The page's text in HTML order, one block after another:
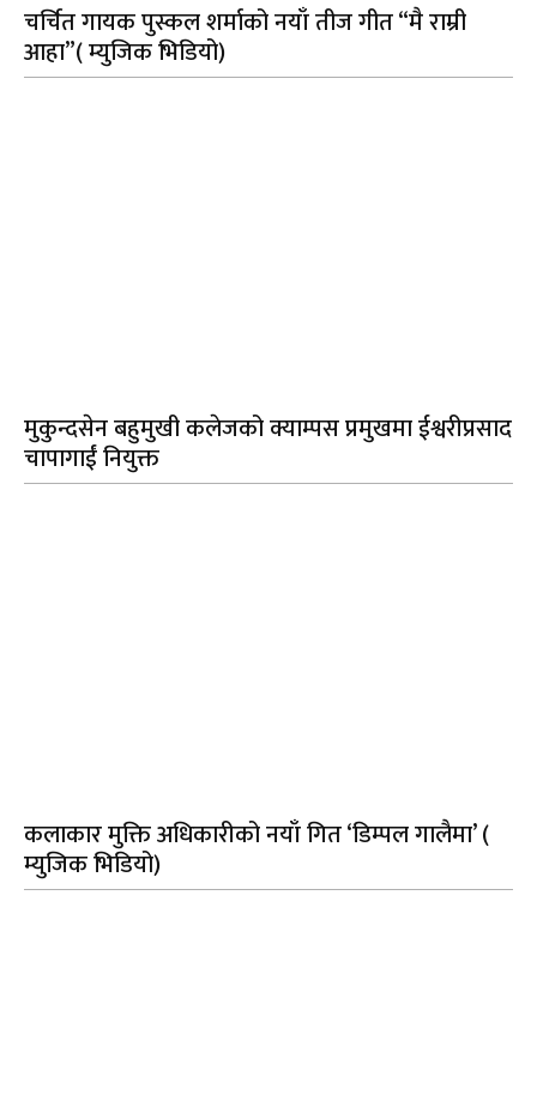
चर्चित गायक पुस्कल शर्माको नयाँ तीज गीत “मै राम्री
आहा”( म्युजिक भिडियो)
मुकुन्दसेन बहुमुखी कलेजको क्याम्पस प्रमुखमा ईश्वरीप्रसाद
चापागाईं नियुक्त
कलाकार मुक्ति अधिकारीको नयाँ गित ‘डिम्पल गालैमा’ (
म्युजिक भिडियो)